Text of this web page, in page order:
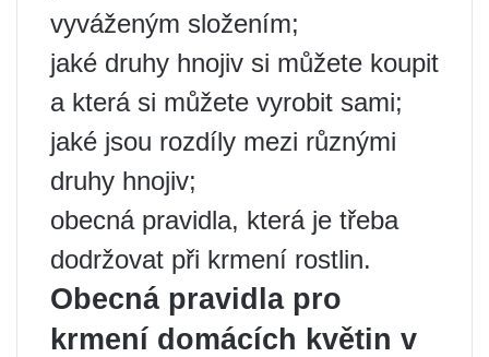
vyváženým složením;
jaké druhy hnojiv si můžete koupit
a která si můžete vyrobit sami;
jaké jsou rozdíly mezi různými
druhy hnojiv;
obecná pravidla, která je třeba
dodržovat při krmení rostlin.
Obecná pravidla pro
krmení domácích květin v